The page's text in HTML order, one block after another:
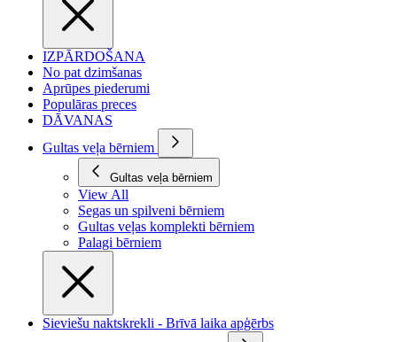
IZPĀRDOŠANA
No pat dzimšanas
Aprūpes piederumi
Populāras preces
DĀVANAS
Gultas veļa bērniem
Gultas veļa bērniem
View All
Segas un spilveni bērniem
Gultas veļas komplekti bērniem
Palagi bērniem
Sieviešu naktskrekli - Brīvā laika apģērbs